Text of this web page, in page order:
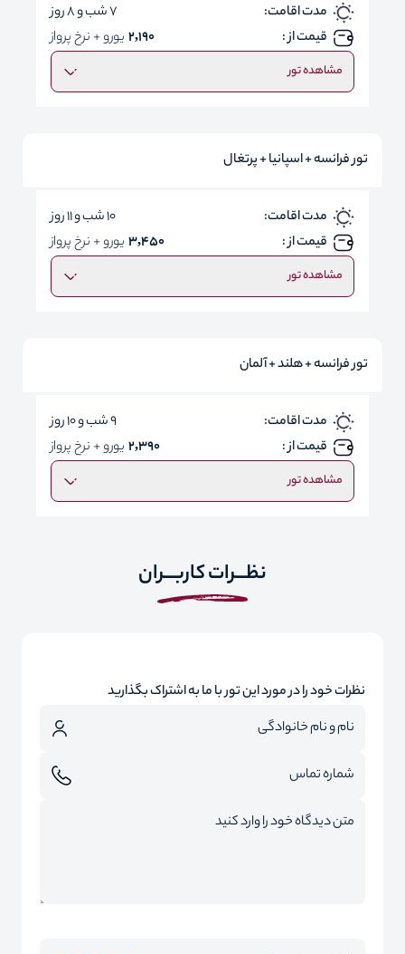
مدت اقامت:
7 شب و 8 روز
قیمت از :
2,190 یورو + نرخ پرواز
مشاهده تور
تور فرانسه + اسپانیا + پرتغال
مدت اقامت:
10 شب و 11 روز
قیمت از :
3,450 یورو + نرخ پرواز
مشاهده تور
تور فرانسه + هلند + آلمان
مدت اقامت:
9 شب و 10 روز
قیمت از :
2,390 یورو + نرخ پرواز
مشاهده تور
نظـــرات کاربـــران
نظرات خود را در مورد این تور با ما به اشتراک بگذارید